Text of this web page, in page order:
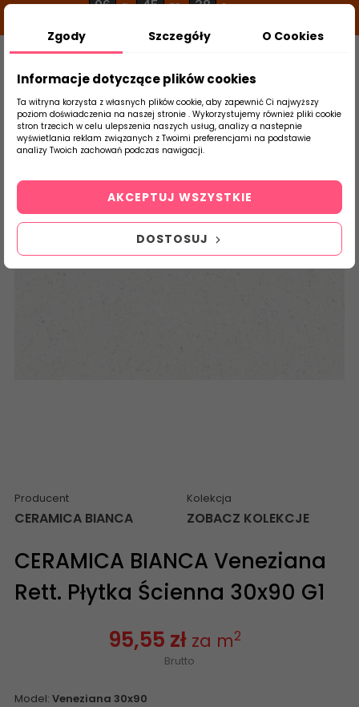
06 g 45 m 38 s
Szukaj
produktu
Strona Główna Płytki Łazienkowe
Producent
CERAMICA BIANCA
Kolekcja
ZOBACZ KOLEKCJE
CERAMICA BIANCA Veneziana
Rett. Płytka Ścienna 30x90 G1
95,55 zł za m2
Brutto
Model: Veneziana 30x90
Zgody Szczegóły O Cookies
Informacje dotyczące plików cookies
Ta witryna korzysta z własnych plików cookie, aby zapewnić Ci najwyższy
poziom doświadczenia na naszej stronie . Wykorzystujemy również pliki cookie
stron trzecich w celu ulepszenia naszych usług, analizy a nastepnie
wyświetlania reklam związanych z Twoimi preferencjami na podstawie
analizy Twoich zachowań podczas nawigacji.
DOSTOSUJ
AKCEPTUJ WSZYSTKIE